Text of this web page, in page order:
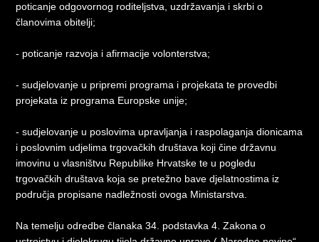
poticanje odgovornog roditeljstva, uzdržavanja i skrbi o
članovima obitelji;
- poticanje razvoja i afirmacije volonterstva;
- sudjelovanje u pripremi programa i projekata te provedbi
projekata iz programa Europske unije;
- sudjelovanje u poslovima upravljanja i raspolaganja dionicama
i poslovnim udjelima trgovačkih društava koji čine državnu
imovinu u vlasništvu Republike Hrvatske te u pogledu
trgovačkih društava koja se pretežno bave djelatnostima iz
područja propisane nadležnosti ovoga Ministarstva.
Na temelju odredbe članaka 34. podstavka 4. Zakona o